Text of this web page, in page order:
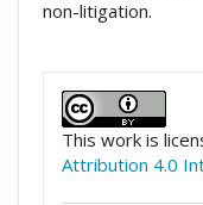
non-litigation.
This work is
Attribution 4.0